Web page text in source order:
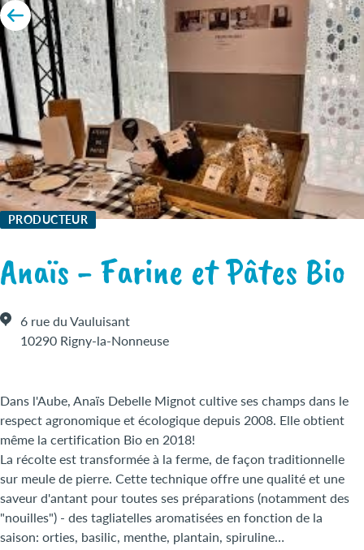
PRODUCTEUR
Anaïs - Farine et Pâtes Bio
6 rue du Vauluisant
10290 Rigny-la-Nonneuse
Dans l'Aube, Anaïs Debelle Mignot cultive ses champs dans le
respect agronomique et écologique depuis 2008. Elle obtient
même la certification Bio en 2018!
La récolte est transformée à la ferme, de façon traditionnelle
sur meule de pierre. Cette technique offre une qualité et une
saveur d'antant pour toutes ses préparations (notamment des
"nouilles") - des tagliatelles aromatisées en fonction de la
saison: orties, basilic, menthe, plantain, spiruline…